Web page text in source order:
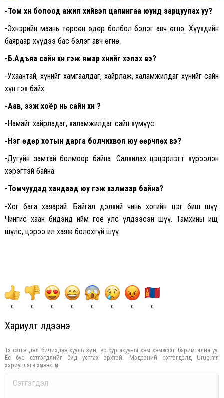
-Том хүн болоод ажил хийвэл цалингаа юунд зарцуулах уу?
-Эхнэрийн маань төрсөн өдөр болбол бэлэг авч өгнө. Хүүхдийн
баяраар хүүдээ бас бэлэг авч өгнө.
-Б.Адъяа сайн хүн гэж ямар хүнийг хэлэх вэ?
-Ухаантай, хүнийг хамгаалдаг, хайрлаж, халамжилдаг хүнийг сайн
хүн гэх байх.
-Аав, ээж хоёр нь сайн хүн үү?
-Намайг хайрладаг, халамжилдаг сайн хүмүүс.
-Нэг өдөр хотын дарга болчихвол юу өөрчлөх вэ?
-Дугуйн замтай болмоор байна. Салхилах цэцэрлэгт хүрээлэн
хэрэгтэй байна.
-Томчуудад хандаад юу гэж хэлмээр байна?
-Хог бага хаяарай. Байгал дэлхий чинь хогийн цэг биш шүү.
Чингис хаан бидэнд ийм гоё улс үлдээсэн шүү. Тамхины иш,
шүлс, цэрээ ил хаяж болохгүй шүү.
0 0 0 0 0 0 0 0
Хариулт үлдээнэ үү
Та сэтгэгдэл бичихдээ хууль зүйн, ёс суртахууны хэм хэмжээг баримтална уу.
Ёс бус сэтгэгдлийг бид устгах эрхтэй. Мэдээний сэтгэгдэлд Urug.mn
хариуцлага хүлээхгүй.
Comment